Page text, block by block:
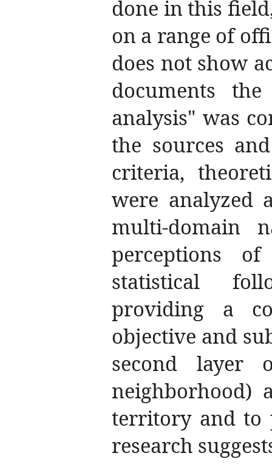
done in this
on a range of
does not show
documents
analysis" was
the sources
criteria,
were analyzed
multi-domain
perceptions
statistical
providing a
objective and
second layer
neighborhood)
territory and to
research